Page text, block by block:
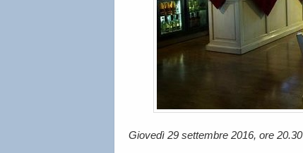
Giovedì 29 settembre 2016, ore 20.30